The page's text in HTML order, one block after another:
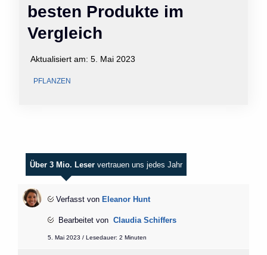
besten Produkte im
Vergleich
Aktualisiert am: 5. Mai 2023
PFLANZEN
Über 3 Mio. Leser vertrauen uns jedes Jahr
Verfasst von Eleanor Hunt
Bearbeitet von Claudia Schiffers
5. Mai 2023 / Lesedauer: 2 Minuten